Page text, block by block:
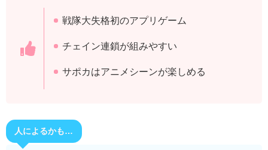
戦隊大失格初のアプリゲーム
チェイン連鎖が組みやすい
サポカはアニメシーンが楽しめる
人によるかも…